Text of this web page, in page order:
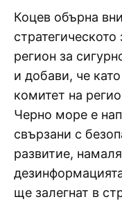
Коцев обърна
регион за
и добави, че
комитет на
Черно море е
свързани с
развитие,
ще залегнат в